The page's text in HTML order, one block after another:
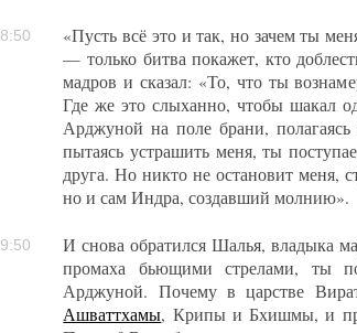
«Пусть всё это и так, но зачем ты
— только битва покажет, кто
мадров и сказал: «То, что ты
Где же это слыханно, чтобы шакал
Арджуной на поле брани,
пытаясь устрашить меня, ты
друга. Но никто не остановит меня,
но и сам Индра, создавший молнию».
И снова обратился Шалья, владыка
промаха бьющими стрелами, ты
Арджуной. Почему в царстве
Ашваттхамы, Крипы и Бхишмы, и